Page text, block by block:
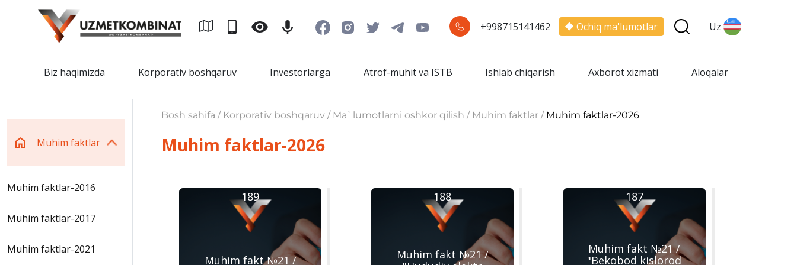
+998715141462 Ochiq ma'lumotlar Uz
Biz haqimizda Korporativ boshqaruv Investorlarga Atrof-muhit va ISTB Ishlab chiqarish Axborot xizmati Aloqalar
Muhim faktlar
Muhim faktlar-2016
Muhim faktlar-2017
Muhim faktlar-2021
Bosh sahifa / Korporativ boshqaruv / Ma`lumotlarni oshkor qilish / Muhim faktlar / Muhim faktlar-2026
Muhim faktlar-2026
Muhim fakt №21 /
189
Muhim fakt №21 /
188
Muhim fakt №21 /
"Bekobod kislorod
187